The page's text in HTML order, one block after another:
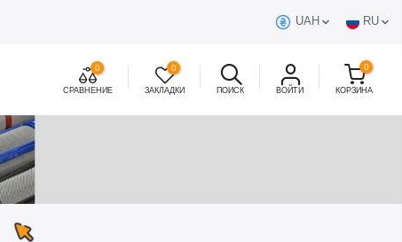
UAH RU
0
СРАВНЕНИЕ
0
ЗАКЛАДКИ ПОИСК ВОЙТИ
0
КОРЗИНА